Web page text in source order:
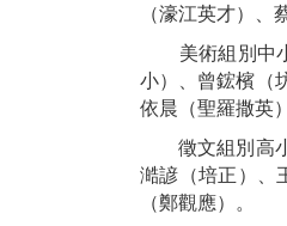
（濠江英才）、
美術組別中小
小）、曾鋐檳（
依晨（聖羅撒英
徵文組別高小
澔諺（培正）、
（鄭觀應）。